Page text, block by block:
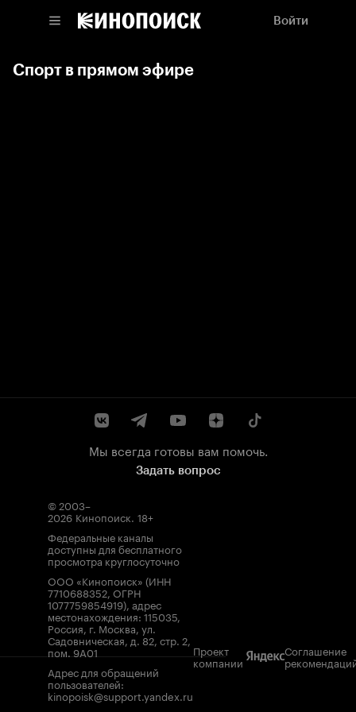
Войти
Спорт в прямом эфире
Мы всегда готовы вам помочь.
Задать вопрос
© 2003–
2026 Кинопоиск. 18+
Федеральные каналы
доступны для бесплатного
просмотра круглосуточно
ООО «Кинопоиск» (ИНН
7710688352, ОГРН
1077759854919), адрес
местонахождения: 115035,
Россия, г. Москва, ул.
Садовническая, д. 82, стр. 2,
пом. 9А01
Адрес для обращений
пользователей:
kinopoisk@support.yandex.ru
Проект
компании
Соглашение